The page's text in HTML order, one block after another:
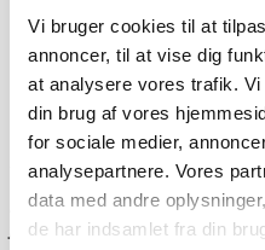
Vi bruger cookies til at
annoncer, til at vise dig
at analysere vores trafik.
din brug af vores
for sociale medier,
analysepartnere. Vores
data med andre
de har indsamlet fra din
Dag-til-dag levering
Lagervarer leveres med 95%
første hverdag efter din